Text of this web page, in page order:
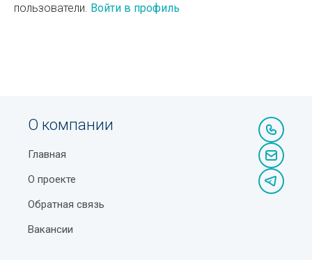
пользователи. Войти в профиль
О компании
Главная
О проекте
Обратная связь
Вакансии